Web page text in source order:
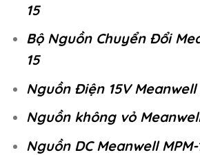
15
Bộ Nguồn Chuyển Đổi
15
Nguồn Điện 15V Meanwell
Nguồn không vỏ Meanwell
Nguồn DC Meanwell MPM-